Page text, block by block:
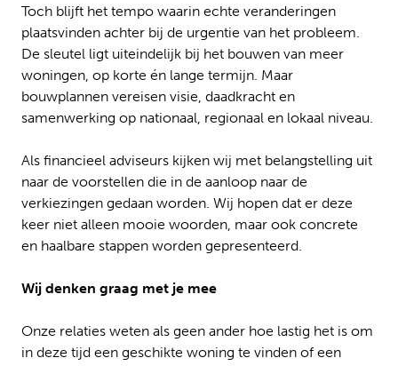
Toch blijft het tempo waarin echte veranderingen
plaatsvinden achter bij de urgentie van het probleem.
De sleutel ligt uiteindelijk bij het bouwen van meer
woningen, op korte én lange termijn. Maar
bouwplannen vereisen visie, daadkracht en
samenwerking op nationaal, regionaal en lokaal niveau.
Als financieel adviseurs kijken wij met belangstelling uit
naar de voorstellen die in de aanloop naar de
verkiezingen gedaan worden. Wij hopen dat er deze
keer niet alleen mooie woorden, maar ook concrete
en haalbare stappen worden gepresenteerd.
Wij denken graag met je mee
Onze relaties weten als geen ander hoe lastig het is om
in deze tijd een geschikte woning te vinden of een